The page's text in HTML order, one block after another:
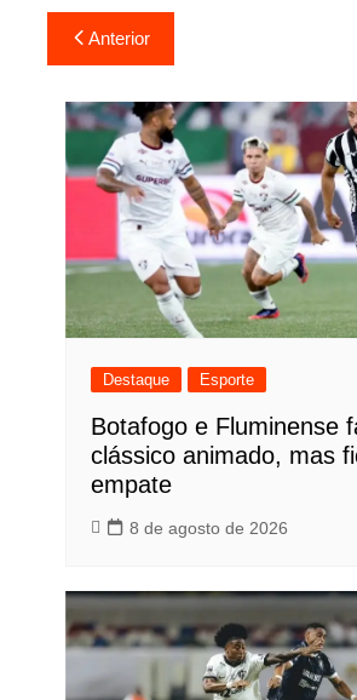
Navegação
de
Post
Anterior
Destaque Esporte
Botafogo e Fluminense
clássico animado, mas
empate
8 de agosto de 2026